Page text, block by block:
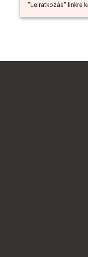
"Leiratkozás" linkre